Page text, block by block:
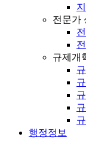
전문가
규제개
행정정보